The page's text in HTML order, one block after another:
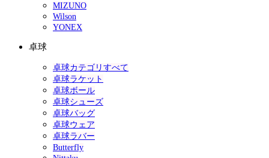
MIZUNO
Wilson
YONEX
卓球
卓球カテゴリすべて
卓球ラケット
卓球ボール
卓球シューズ
卓球バッグ
卓球ウェア
卓球ラバー
Butterfly